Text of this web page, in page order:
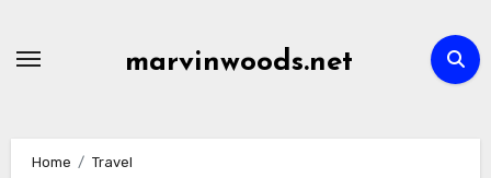
marvinwoods.net
Home
Travel